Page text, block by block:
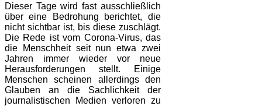
Dieser Tage wird fast ausschließlich
über eine Bedrohung berichtet, die
nicht sichtbar ist, bis diese zuschlägt.
Die Rede ist vom Corona-Virus, das
die Menschheit seit nun etwa zwei
Jahren immer wieder vor neue
Herausforderungen stellt. Einige
Menschen scheinen allerdings den
Glauben an die Sachlichkeit der
journalistischen Medien verloren zu